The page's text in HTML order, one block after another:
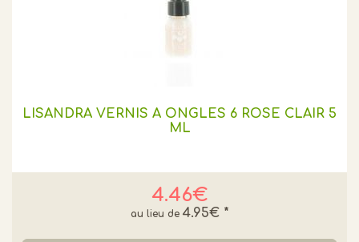
LISANDRA VERNIS A ONGLES 6 ROSE CLAIR 5
ML
4.46€
4.95€ *